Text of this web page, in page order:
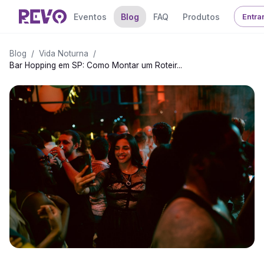
Eventos Blog FAQ Produtos
Blog / Vida Noturna
/
Bar Hopping em SP: Como Montar um Roteir...